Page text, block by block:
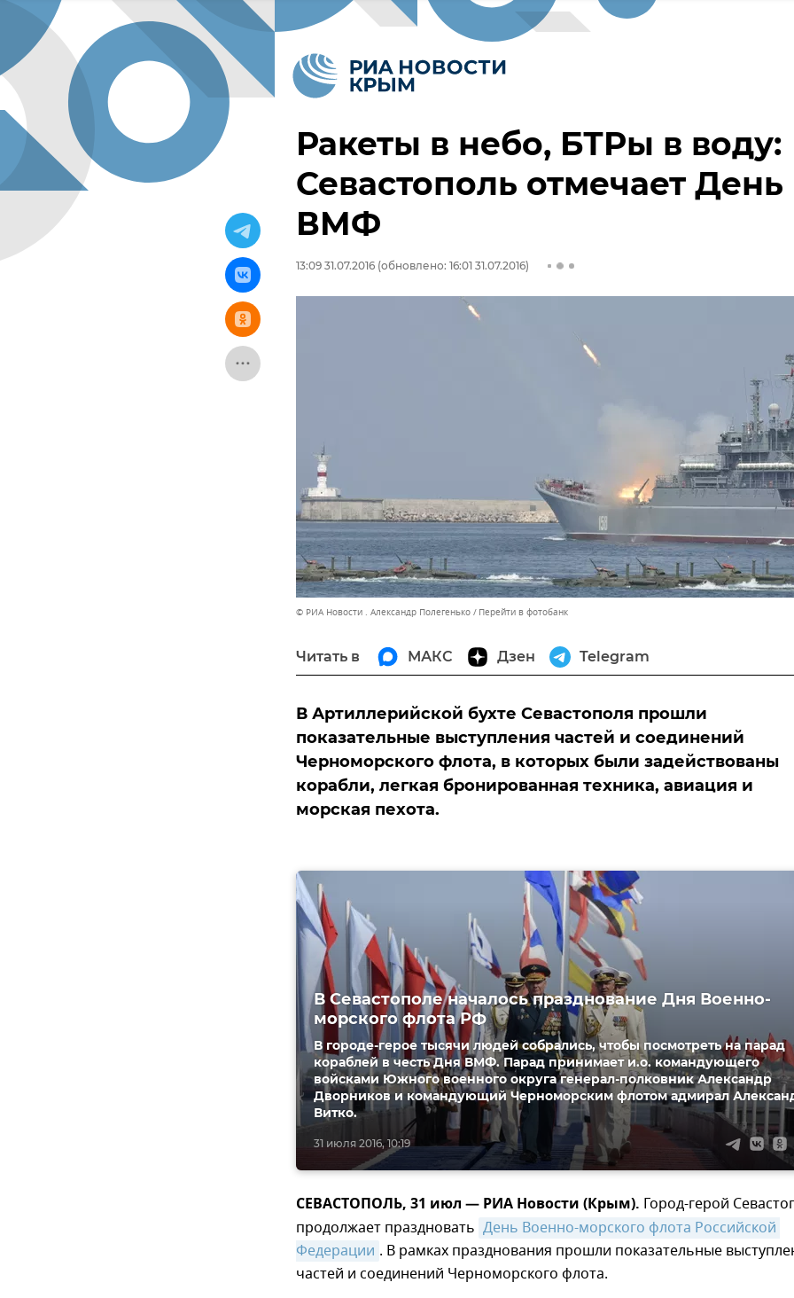
Ракеты в небо, БТРы в воду:
Севастополь отмечает День
ВМФ
13:09 31.07.2016 (обновлено: 16:01 31.07.2016)
© РИА Новости . Александр Полегенько Перейти в фотобанк
Читать в МАКС Дзен Telegram
В Артиллерийской бухте Севастополя прошли
показательные выступления частей и соединений
Черноморского флота, в которых были задействованы
корабли, легкая бронированная техника, авиация и
морская пехота.
31 июля 2016, 10:19
В Севастополе началось празднование Дня Военно-
морского флота РФ
В городе-герое тысячи людей собрались, чтобы посмотреть на парад
кораблей в честь Дня ВМФ. Парад принимает и.о. командующего
войсками Южного военного округа генерал-полковник Александр
Дворников и командующий Черноморским флотом адмирал
Витко.
СЕВАСТОПОЛЬ, 31 июл — РИА Новости (Крым). Город-герой
продолжает праздновать День Военно-морского флота Российской
Федерации . В рамках празднования прошли показательные
частей и соединений Черноморского флота.